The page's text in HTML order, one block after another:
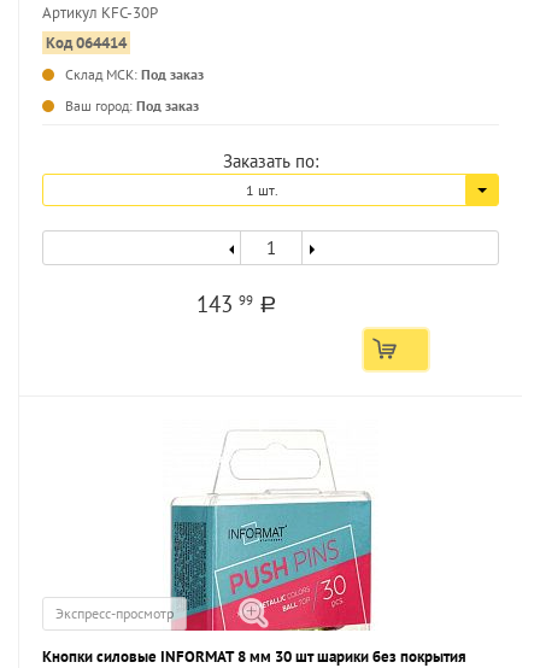
Артикул KFC-30P
Код 064414
Склад МСК: Под заказ
Ваш город: Под заказ
Заказать по:
1 шт.
14399 a
Экспресс-просмотр
Кнопки силовые INFORMAT 8 мм 30 шт шарики без покрытия